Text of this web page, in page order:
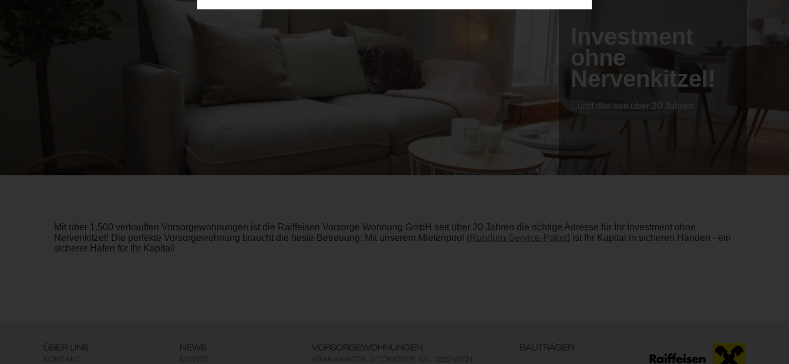
Investment
ohne
Nervenkitzel!
...und das seit über 20 Jahren.
Mit über 1.500 verkauften Vorsorgewohnungen ist die Raiffeisen Vorsorge Wohnung GmbH seit über 20 Jahren die richtige Adresse für Ihr Investment ohne
Nervenkitzel! Die perfekte Vorsorgewohnung braucht die beste Betreuung: Mit unserem Mietenpool (Rundum-Service-Paket) ist Ihr Kapital in sicheren Händen - ein
sicherer Hafen für Ihr Kapital!
ÜBER UNS
KONTAKT
NEWS
EVENTS
VORSORGEWOHNUNGEN
ARAKAWASTR. 3/TOKIOSTR. 5A , 1220 WIEN
BAUTRÄGER